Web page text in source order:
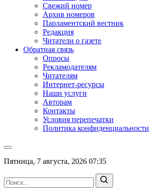
Свежий номер
Архив номеров
Парламентский вестник
Редакция
Читатели о газете
Обратная связь
Опросы
Рекламодателям
Читателям
Интернет-ресурсы
Наши услуги
Авторам
Контакты
Условия перепечатки
Политика конфиденциальности
Пятница, 7 августа, 2026 07:35